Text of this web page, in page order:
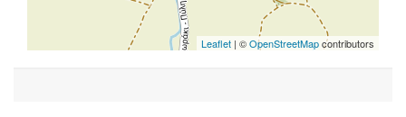
Leaflet | ©OpenStreetMapcontributors